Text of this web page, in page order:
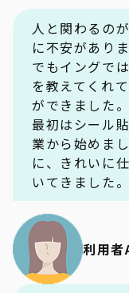
人と関わるの
に不安がありま
でもイングで
を教えてくれ
ができました。
最初はシール
業から始めま
に、きれいに
いてきました。
利用者